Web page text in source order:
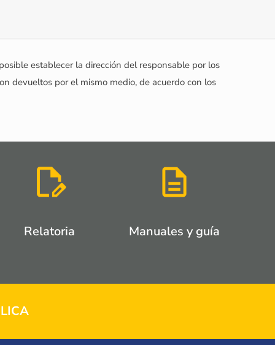
establecer la dirección del responsable por los
devueltos por el mismo medio, de acuerdo con los
Relatoria Manuales y guía